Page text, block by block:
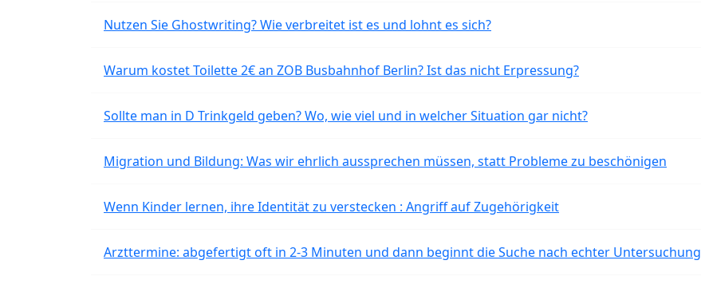
Nutzen Sie Ghostwriting? Wie verbreitet ist es und lohnt es sich?
Warum kostet Toilette 2€ an ZOB Busbahnhof Berlin? Ist das nicht Erpressung?
Sollte man in D Trinkgeld geben? Wo, wie viel und in welcher Situation gar nicht?
Migration und Bildung: Was wir ehrlich aussprechen müssen, statt Probleme zu beschönigen
Wenn Kinder lernen, ihre Identität zu verstecken : Angriff auf Zugehörigkeit
Arzttermine: abgefertigt oft in 2-3 Minuten und dann beginnt die Suche nach echter Untersuchung